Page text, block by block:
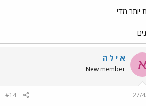
יותר מדי
א א י ל ה
New member
27/
#14